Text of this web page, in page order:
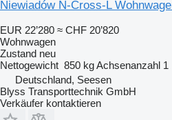
Niewiadów N-Cross-L
EUR 22’280 ≈ CHF 20’820
Wohnwagen
Zustand neu
Nettogewicht 850 kgAchsenanzahl 1
Deutschland, Seesen
Blyss Transporttechnik GmbH
Verkäufer kontaktieren